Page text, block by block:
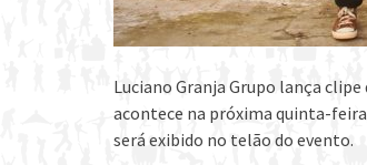
Luciano Granja Grupo lança
acontece na próxima quinta-
será exibido no telão do evento.